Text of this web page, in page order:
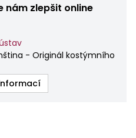
nám zlepšit online
- Originál kostýmního